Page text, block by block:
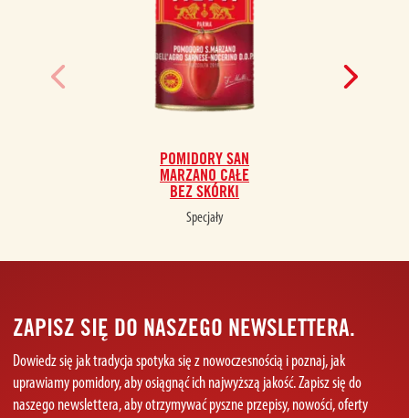
POMIDORY SAN
MARZANO CAŁE
BEZ SKÓRKI
Specjały
ZAPISZ SIĘ DO NASZEGO NEWSLETTERA.
Dowiedz się jak tradycja spotyka się z nowoczesnością i poznaj, jak
uprawiamy pomidory, aby osiągnąć ich najwyższą jakość. Zapisz się do
naszego newslettera, aby otrzymywać pyszne przepisy, nowości, oferty